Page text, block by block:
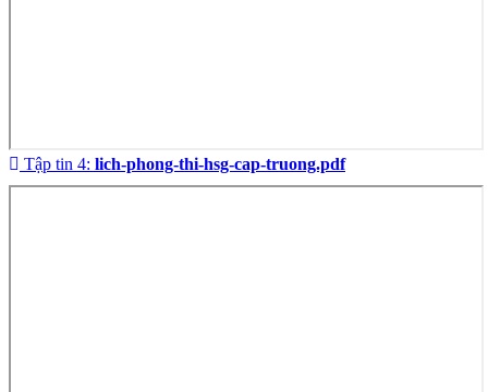
Tập tin 4: lich-phong-thi-hsg-cap-truong.pdf